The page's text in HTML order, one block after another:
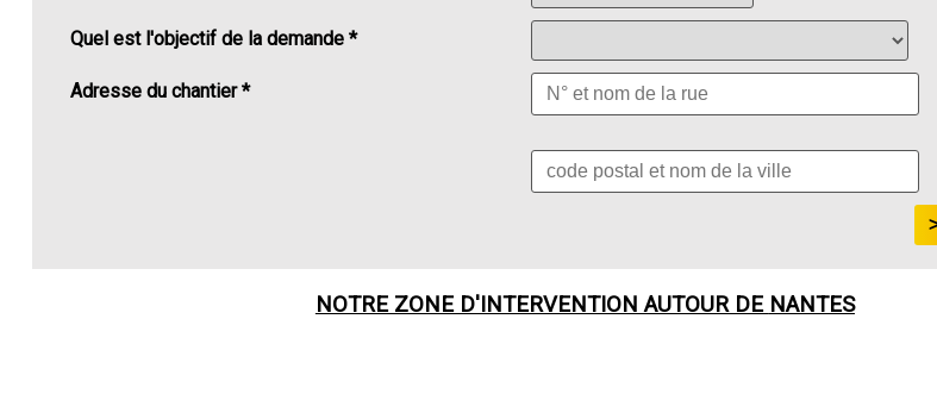
Quel est l'objectif de la demande *
Adresse du chantier *
NOTRE ZONE D'INTERVENTION AUTOUR DE NANTES